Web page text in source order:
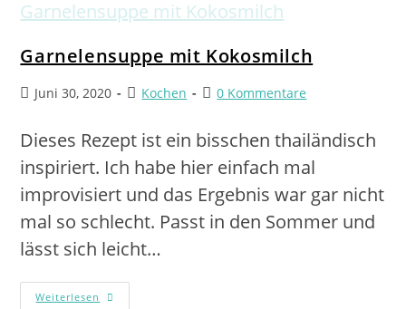
Garnelensuppe mit Kokosmilch
Juni 30, 2020 Kochen 0 Kommentare
Dieses Rezept ist ein bisschen thailändisch
inspiriert. Ich habe hier einfach mal
improvisiert und das Ergebnis war gar nicht
mal so schlecht. Passt in den Sommer und
lässt sich leicht…
Weiterlesen